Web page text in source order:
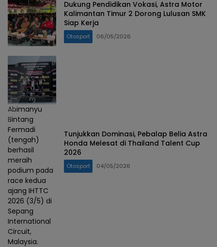
Dukung Pendidikan Vokasi, Astra Motor
Kalimantan Timur 2 Dorong Lulusan SMK
Siap Kerja
Otosport 06/05/2026
Abimanyu
Bintang
Fermadi
(tengah)
berhasil
meraih
podium pada
race kedua
ajang IHTTC
2026 (3/5) di
Sepang
International
Circuit,
Malaysia.
Tunjukkan Dominasi, Pebalap Belia Astra
Honda Melesat di Thailand Talent Cup
2026
Otosport 04/05/2026